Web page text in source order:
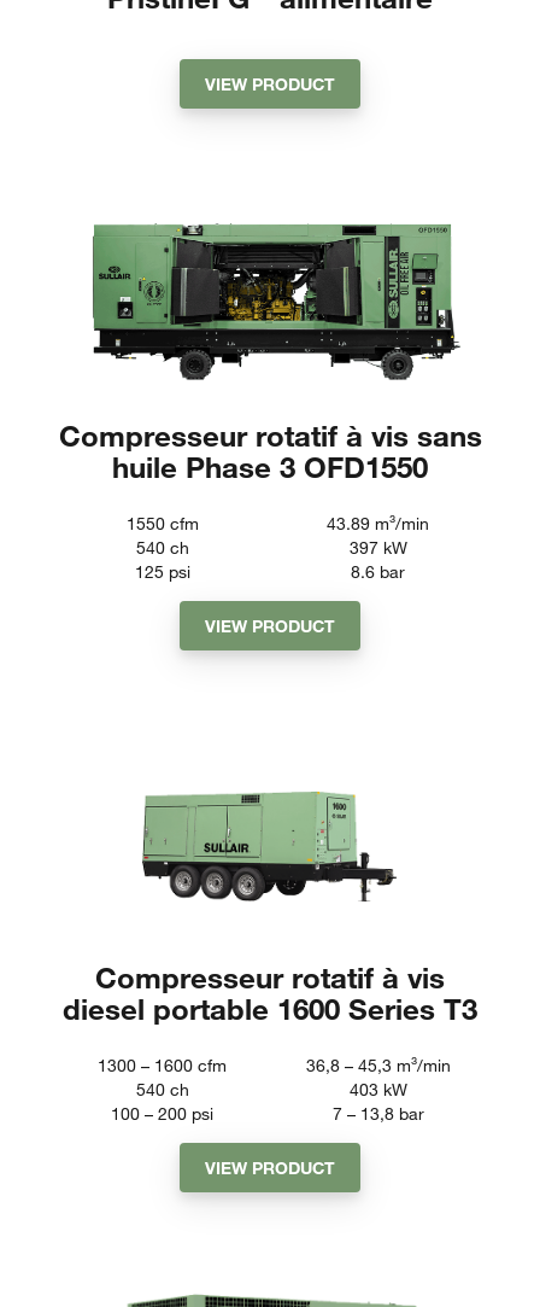
VIEW PRODUCT
Compresseur rotatif à vis sans
huile Phase 3 OFD1550
1550 cfm 43.89 m³/min
540 ch 397 kW
125 psi 8.6 bar
VIEW PRODUCT
Compresseur rotatif à vis
diesel portable 1600 Series T3
1300 – 1600 cfm 36,8 – 45,3 m³/min
540 ch 403 kW
100 – 200 psi 7 – 13,8 bar
VIEW PRODUCT